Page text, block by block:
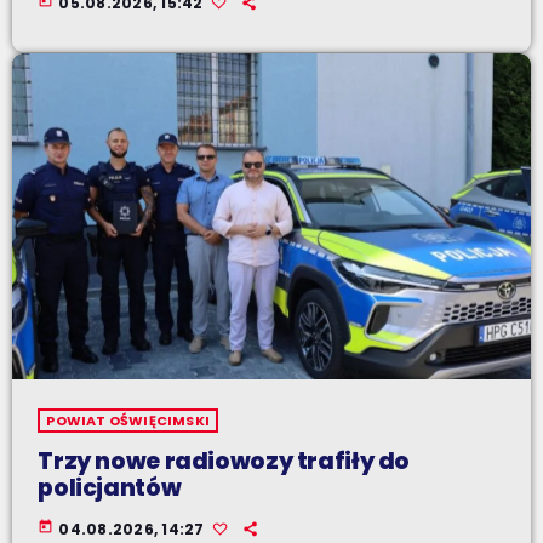
POWIAT OŚWIĘCIMSKI
Trzy nowe radiowozy trafiły do
policjantów
today 04.08.2026, 14:27